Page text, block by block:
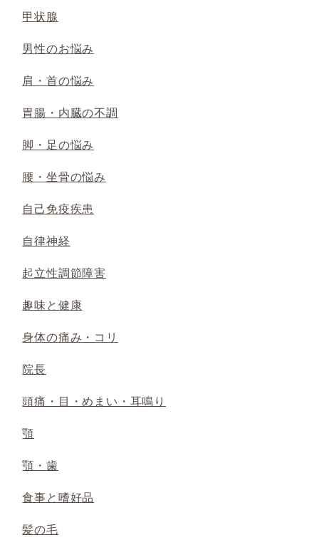
甲状腺
男性のお悩み
肩・首の悩み
胃腸・内臓の不調
脚・足の悩み
腰・坐骨の悩み
自己免疫疾患
自律神経
起立性調節障害
趣味と健康
身体の痛み・コリ
院長
頭痛・目・めまい・耳鳴り
顎
顎・歯
食事と嗜好品
髪の毛